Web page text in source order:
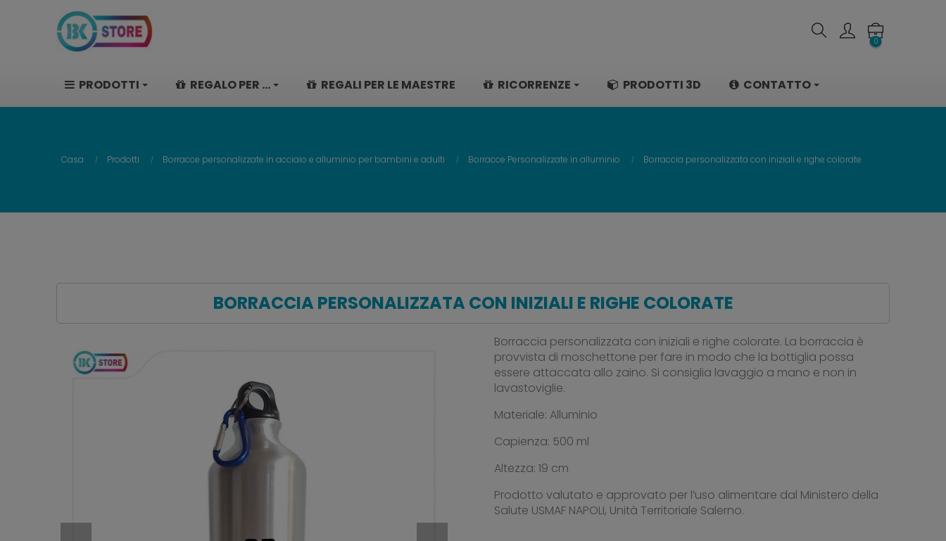
0
PRODOTTI REGALO PER ... REGALI PER LE MAESTRE RICORRENZE PRODOTTI 3D CONTATTO
Casa Prodotti Borracce personalizzate in acciaio e alluminio per bambini e adulti Borracce Personalizzate in alluminio Borraccia personalizzata con iniziali e righe colorate
BORRACCIA PERSONALIZZATA CON INIZIALI E RIGHE COLORATE
Borraccia personalizzata con iniziali e righe colorate. La borraccia è
provvista di moschettone per fare in modo che la bottiglia possa
essere attaccata allo zaino. Si consiglia lavaggio a mano e non in
lavastoviglie.
Materiale: Alluminio
Capienza: 500 ml
Altezza: 19 cm
Prodotto valutato e approvato per l’uso alimentare dal Ministero della
Salute USMAF NAPOLI, Unità Territoriale Salerno.